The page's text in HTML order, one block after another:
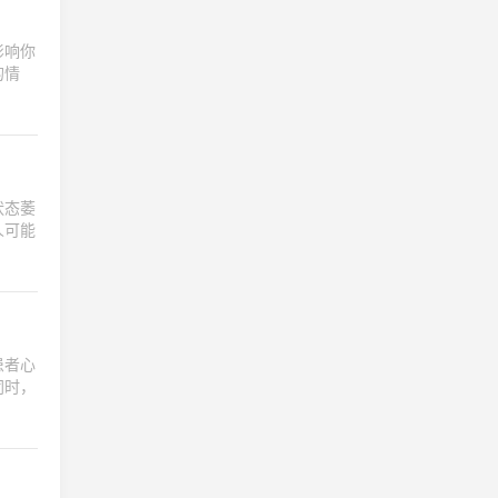
响你
情
态萎
可能
者心
，